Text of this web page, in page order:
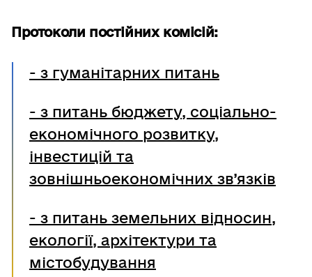
Протоколи постійних комісій:
- з гуманітарних питань
- з питань бюджету, соціально-
економічного розвитку,
інвестицій та
зовнішньоекономічних зв’язків
- з питань земельних відносин,
екології, архітектури та
містобудування